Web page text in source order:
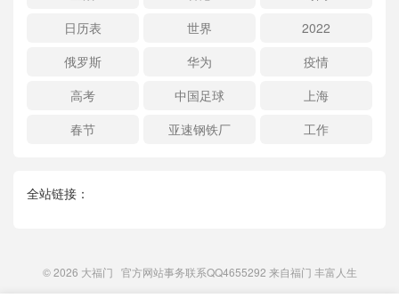
日历表
世界
2022
俄罗斯
华为
疫情
高考
中国足球
上海
春节
亚速钢铁厂 工作
全站链接：
© 2026 大福门 官方网站事务联系QQ4655292 来自福门 丰富人生